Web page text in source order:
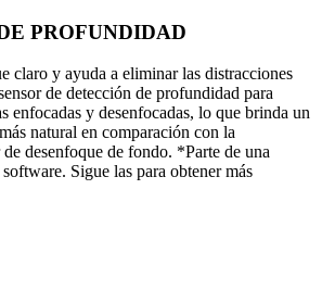
PROFUNDIDAD
claro y ayuda a eliminar las distracciones
de detección de profundidad para
enfocadas y desenfocadas, lo que brinda un
natural en comparación con la
desenfoque de fondo. *Parte de una
Sigue las para obtener más